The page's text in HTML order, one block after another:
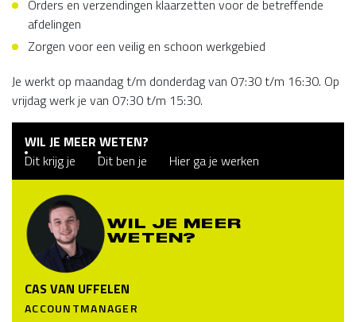
Orders en verzendingen klaarzetten voor de betreffende
afdelingen
Zorgen voor een veilig en schoon werkgebied
Je werkt op maandag t/m donderdag van 07:30 t/m 16:30. Op
vrijdag werk je van 07:30 t/m 15:30.
WIL JE MEER WETEN?
Dit krijg je
Dit ben je Hier ga je werken
WIL JE MEER
WETEN?
CAS VAN UFFELEN
ACCOUNTMANAGER